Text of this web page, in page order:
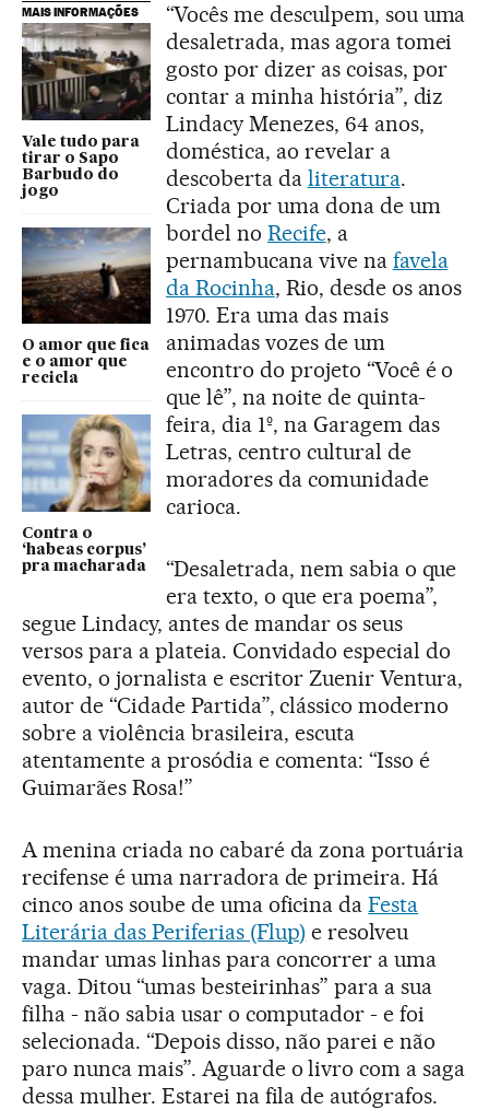
MAIS INFORMAÇÕES
Vale tudo para
tirar o Sapo
Barbudo do
jogo
O amor que fica
e o amor que
recicla
Contra o
‘habeas corpus’
pra macharada
“Vocês me desculpem, sou uma
desaletrada, mas agora tomei
gosto por dizer as coisas, por
contar a minha história”, diz
Lindacy Menezes, 64 anos,
doméstica, ao revelar a
descoberta da literatura.
Criada por uma dona de um
bordel no Recife, a
pernambucana vive na favela
da Rocinha, Rio, desde os anos
1970. Era uma das mais
animadas vozes de um
encontro do projeto “Você é o
que lê”, na noite de quinta-
feira, dia 1º, na Garagem das
Letras, centro cultural de
moradores da comunidade
carioca.
“Desaletrada, nem sabia o que
era texto, o que era poema”,
segue Lindacy, antes de mandar os seus
versos para a plateia. Convidado especial do
evento, o jornalista e escritor Zuenir Ventura,
autor de “Cidade Partida”, clássico moderno
sobre a violência brasileira, escuta
atentamente a prosódia e comenta: “Isso é
Guimarães Rosa!”
A menina criada no cabaré da zona portuária
recifense é uma narradora de primeira. Há
cinco anos soube de uma oficina daFesta
Literária das Periferias (Flup) e resolveu
mandar umas linhas para concorrer a uma
vaga. Ditou “umas besteirinhas” para a sua
filha - não sabia usar o computador - e foi
selecionada. “Depois disso, não parei e não
paro nunca mais”. Aguarde o livro com a saga
dessa mulher. Estarei na fila de autógrafos.